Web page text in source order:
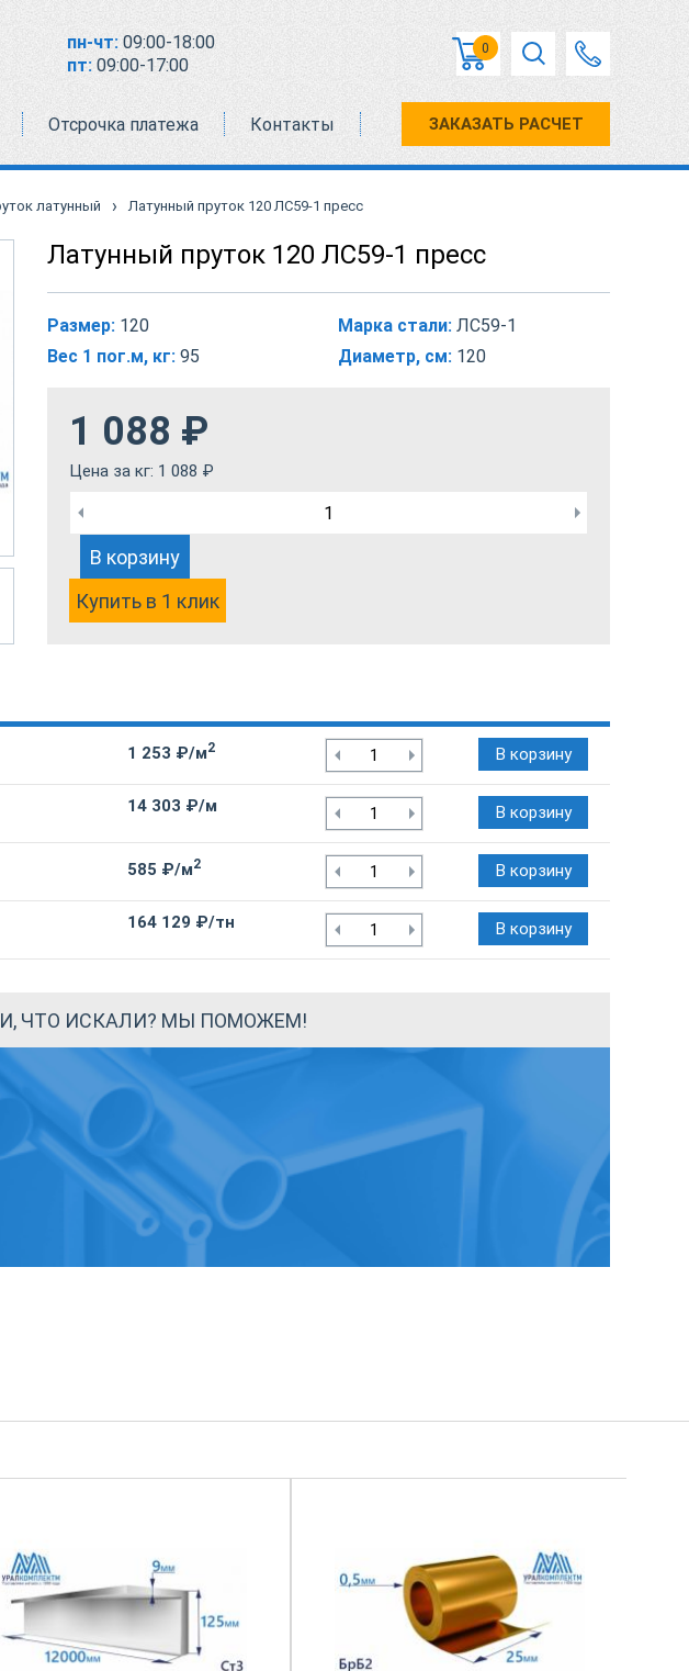
пн-чт: 09:00-18:00
пт: 09:00-17:00
0
Отсрочка платежа Контакты ЗАКАЗАТЬ РАСЧЕТ
латунный › Латунный пруток 120 ЛС59-1 пресс
Латунный пруток 120 ЛС59-1 пресс
Размер: 120
Вес 1 пог.м, кг: 95
Марка стали: ЛС59-1
Диаметр, см: 120
1 088 ₽
Цена за кг: 1 088 ₽
В корзину
Купить в 1 клик
1 253 ₽/м2 В корзину
14 303 ₽/м В корзину
585 ₽/м2 В корзину
164 129 ₽/тн В корзину
ЧТО ИСКАЛИ? МЫ ПОМОЖЕМ!